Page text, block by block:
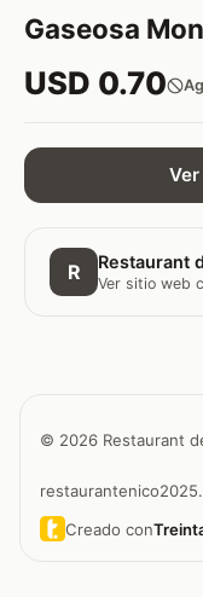
Gaseosa
USD 0.70
R Restaurant
Ver sitio web
© 2026 Restaurant
Creado con